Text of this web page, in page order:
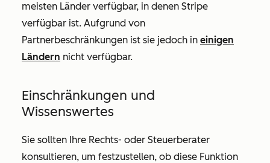
meisten Länder verfügbar, in denen Stripe
verfügbar ist. Aufgrund von
Partnerbeschränkungen ist sie jedoch in einigen
Ländern nicht verfügbar.
Einschränkungen und
Wissenswertes
Sie sollten Ihre Rechts- oder Steuerberater
konsultieren, um festzustellen, ob diese Funktion